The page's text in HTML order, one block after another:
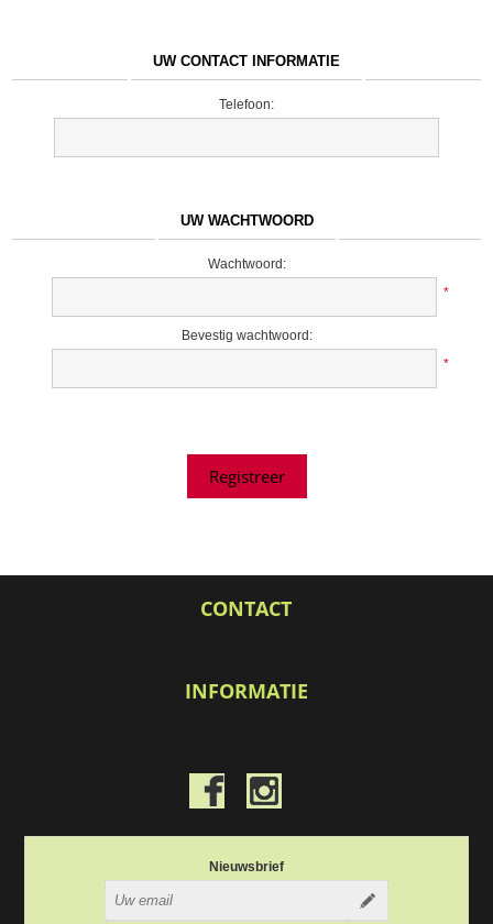
UW CONTACT INFORMATIE
Telefoon:
UW WACHTWOORD
Wachtwoord:
*
Bevestig wachtwoord:
*
CONTACT
INFORMATIE
Nieuwsbrief